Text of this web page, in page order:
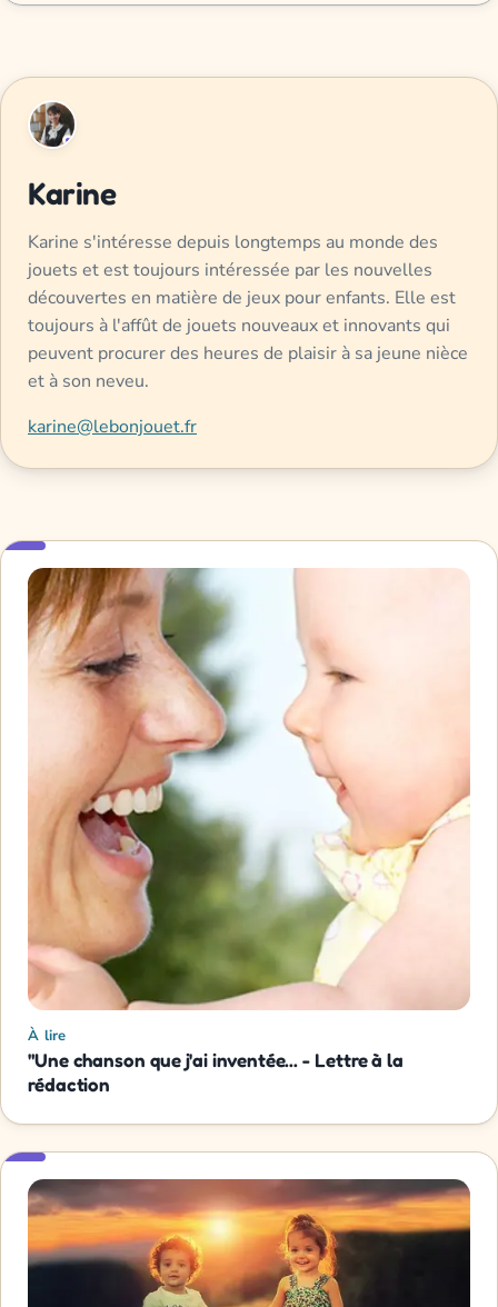
Karine
Karine s'intéresse depuis longtemps au monde des
jouets et est toujours intéressée par les nouvelles
découvertes en matière de jeux pour enfants. Elle est
toujours à l'affût de jouets nouveaux et innovants qui
peuvent procurer des heures de plaisir à sa jeune nièce
et à son neveu.
karine@lebonjouet.fr
À lire
"Une chanson que j'ai inventée... - Lettre à la
rédaction